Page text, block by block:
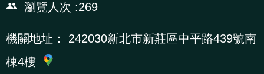
導
專
瀏覽人次
269
機關地址：
242030新北市新莊區中平路439號南
棟4樓